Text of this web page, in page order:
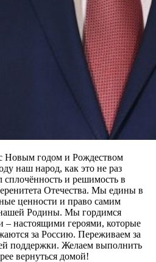
Новым годом и Рождеством
наш народ, как это не раз
и решимость в
Отечества. Мы едины в
ценности и право самим
нашей Родины. Мы гордимся
настоящими героями, которые
за Россию. Переживаем за
поддержки. Желаем выполнить
вернуться домой!